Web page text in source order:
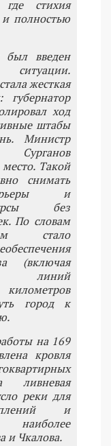
где стихия
полностью
был введен
жесткая
губернатор
ход
штабы
Министр
Сурганов
Такой
снимать
и
без
По словам
стало
(включая
линий
город к
на 169
кровля
ливневая
реки для
и
и Чкалова.